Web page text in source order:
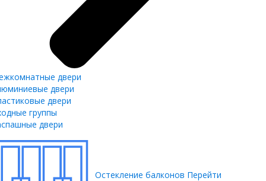
двери
двери
двери
группы
двери
Остекление балконов Перейти